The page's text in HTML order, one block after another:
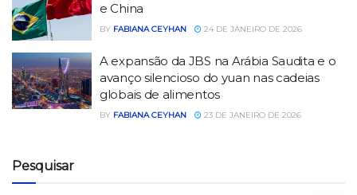
e China
BY FABIANA CEYHAN 24 DE JANEIRO DE 2026
A expansão da JBS na Arábia Saudita e o
avanço silencioso do yuan nas cadeias
globais de alimentos
BY FABIANA CEYHAN 23 DE JANEIRO DE 2026
Pesquisar